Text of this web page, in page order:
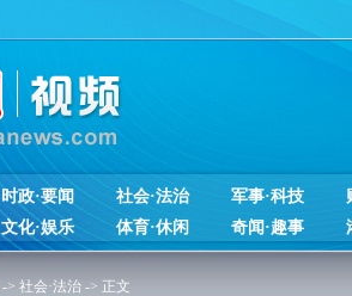
时政·要闻 社会·法治 军事·科技
文化·娱乐
体育·休闲 奇闻·趣事
-> 社会·法治 -> 正文